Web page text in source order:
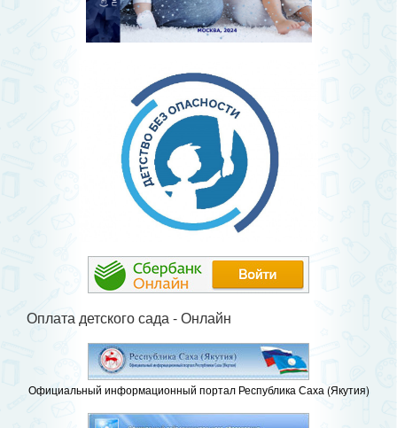
Оплата детского сада - Онлайн
Официальный информационный портал Республика Саха (Якутия)